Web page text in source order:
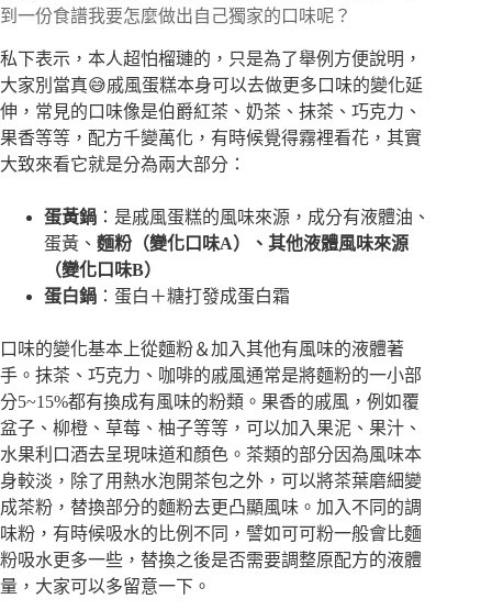
到一份食譜我要怎麼做出自己獨家的口味呢？
私下表示，本人超怕榴璉的，只是為了舉例方便說明，
大家別當真😅戚風蛋糕本身可以去做更多口味的變化延
伸，常見的口味像是伯爵紅茶、奶茶、抹茶、巧克力、
果香等等，配方千變萬化，有時候覺得霧裡看花，其實
大致來看它就是分為兩大部分：
蛋黃鍋 ：是戚風蛋糕的風味來源，成分有液體油、
蛋黃、 麵粉（變化口味A）、其他液體風味來源
（變化口味B）
蛋白鍋 ：蛋白＋糖打發成蛋白霜
口味的變化基本上從麵粉＆加入其他有風味的液體著
手。抹茶、巧克力、咖啡的戚風通常是將麵粉的一小部
分5~15%都有換成有風味的粉類。果香的戚風，例如覆
盆子、柳橙、草莓、柚子等等，可以加入果泥、果汁、
水果利口酒去呈現味道和顏色。茶類的部分因為風味本
身較淡，除了用熱水泡開茶包之外，可以將茶葉磨細變
成茶粉，替換部分的麵粉去更凸顯風味。加入不同的調
味粉，有時候吸水的比例不同，譬如可可粉一般會比麵
粉吸水更多一些，替換之後是否需要調整原配方的液體
量，大家可以多留意一下。